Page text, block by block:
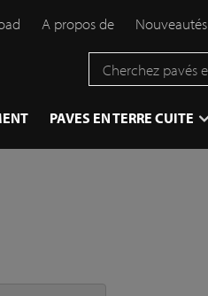
A propos de Nouveautés
PAVES EN TERRE CUITE